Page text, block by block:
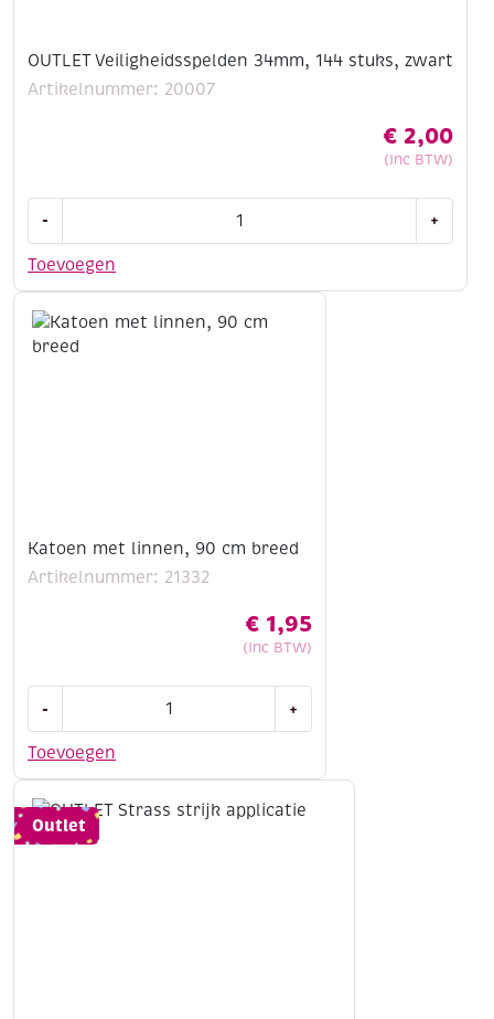
OUTLET Veiligheidsspelden 34mm, 144 stuks, zwart
Artikelnummer: 20007
€ 2,00
(Inc BTW)
Toevoegen
-
34mm,
stuks,
zwart
aantal
+
Katoen met linnen, 90 cm breed
Artikelnummer: 21332
€ 1,95
(Inc BTW)
Toevoegen
-
linnen,
cm
breed
aantal
+
Outlet